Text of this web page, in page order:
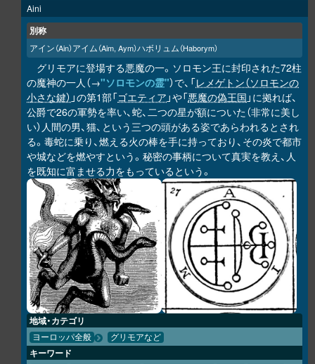
Aini
別称
アイン（Ain）アイム（Aim, Aym）ハボリュム（Haborym）
グリモアに登場する悪魔の一。ソロモン王に封印された72柱
の魔神の一人（→"ソロモンの霊"）で、「レメゲトン（ソロモンの
小さな鍵） 」の第1部「ゴエティア 」や「悪魔の偽王国 」に拠れば、
公爵で26の軍勢を率い、蛇、二つの星が額についた（非常に美し
い）人間の男、猫、という三つの頭がある姿であらわれるとされ
る。毒蛇に乗り、燃える火の棒を手に持っており、その炎で都市
や城などを燃やすという。秘密の事柄について真実を教え、人
を既知に富ませる力をもっているという。
地域・カテゴリ
ヨーロッパ全般 グリモアなど
キーワード